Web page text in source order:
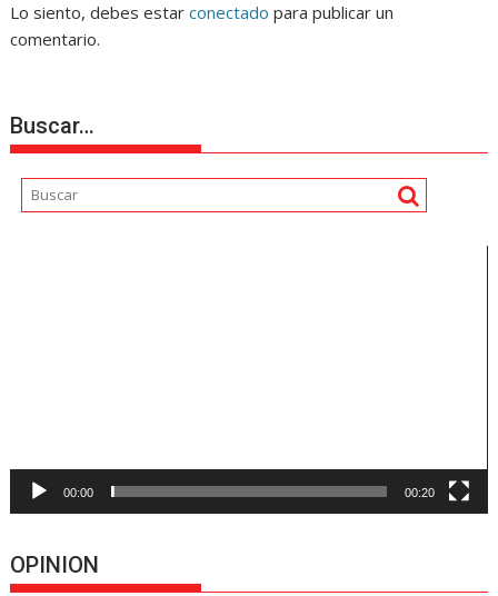
Lo siento, debes estarconectado para publicar un
comentario.
Buscar…
00:00 00:20
OPINION